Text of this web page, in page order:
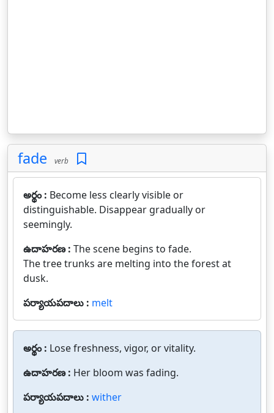
fade verb
అర్థం : Become less clearly visible or
distinguishable. Disappear gradually or
seemingly.
ఉదాహరణ : The scene begins to fade.
The tree trunks are melting into the forest at
dusk.
పర్యాయపదాలు : melt
అర్థం : Lose freshness, vigor, or vitality.
ఉదాహరణ : Her bloom was fading.
పర్యాయపదాలు : wither